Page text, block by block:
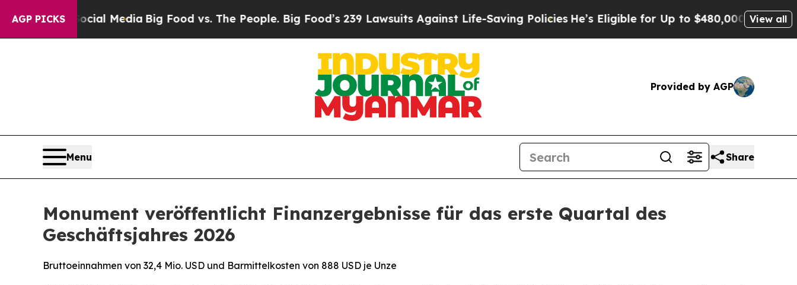
AGP PICKS
Media Big Food vs. The People. Big Food’s 239 Lawsuits Against Life-Saving PoliciesHe’s Eligible for Up to $480,000 After Being Wrongly
View all
Provided by AGP
Menu Share
Monument veröffentlicht Finanzergebnisse für das erste Quartal des
Geschäftsjahres 2026
Bruttoeinnahmen von 32,4 Mio. USD und Barmittelkosten von 888 USD je Unze